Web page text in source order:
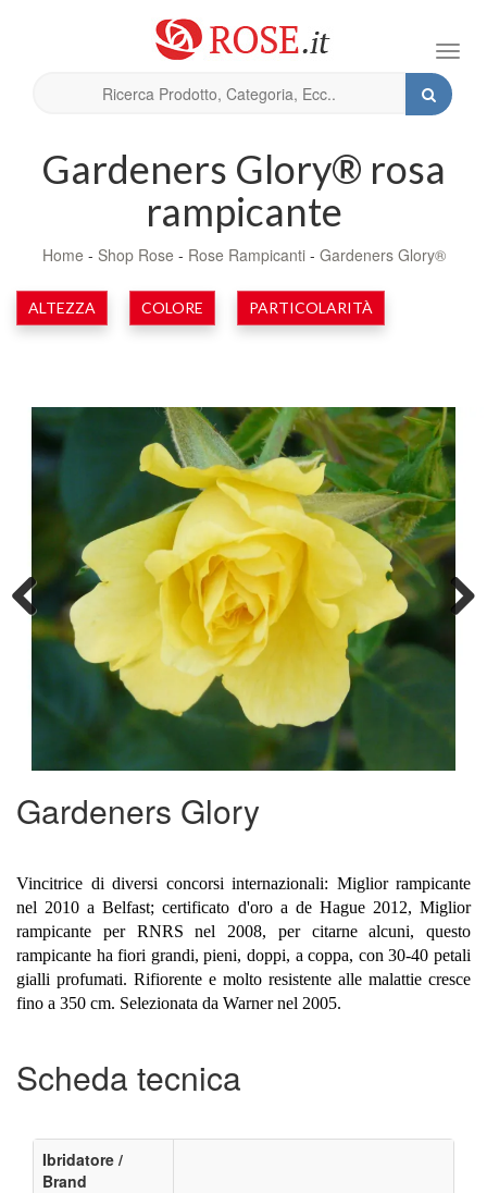
Gardeners Glory® rosa
rampicante
Home - Shop Rose - Rose Rampicanti - Gardeners Glory®
ALTEZZA COLORE PARTICOLARITÀ
Previous
Gardeners Glory
Vincitrice di diversi concorsi internazionali: Miglior rampicante
nel 2010 a Belfast; certificato d'oro a de Hague 2012, Miglior
rampicante per RNRS nel 2008, per citarne alcuni, questo
rampicante ha fiori grandi, pieni, doppi, a coppa, con 30-40 petali
gialli profumati. Rifiorente e molto resistente alle malattie cresce
fino a 350 cm. Selezionata da Warner nel 2005.
Scheda tecnica
Ibridatore /
Brand